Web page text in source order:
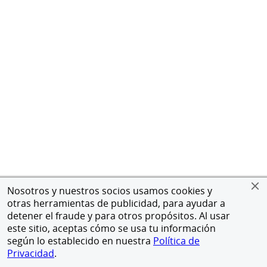
Nosotros y nuestros socios usamos cookies y
otras herramientas de publicidad, para ayudar a
detener el fraude y para otros propósitos. Al usar
este sitio, aceptas cómo se usa tu información
según lo establecido en nuestra Política de
Privacidad.